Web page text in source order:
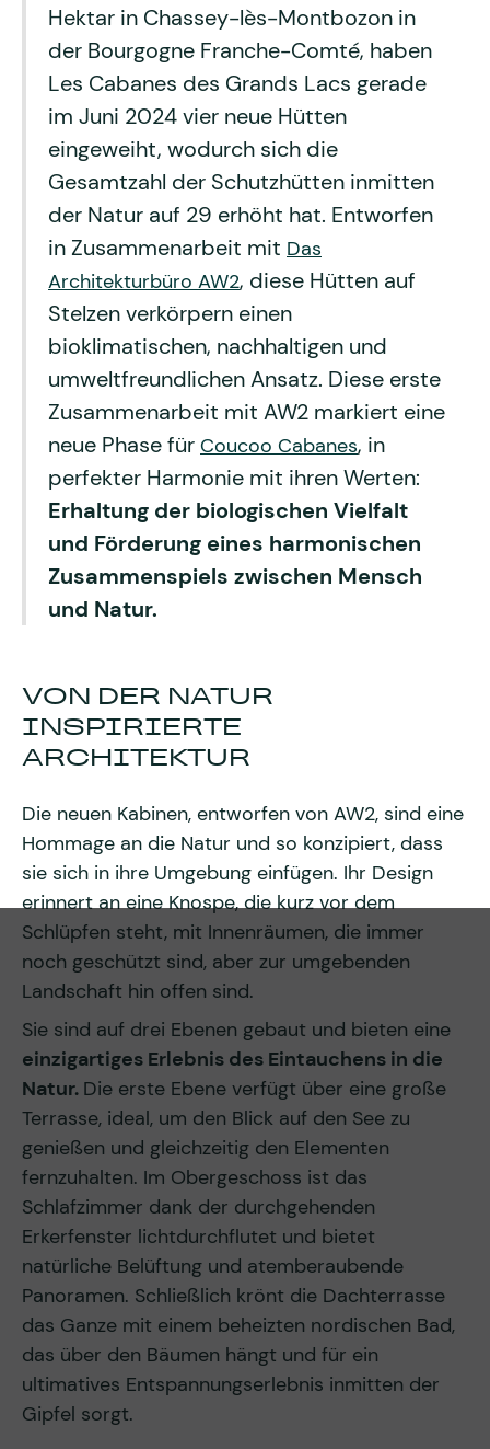
Hektar in Chassey-lès-Montbozon in
der Bourgogne Franche-Comté, haben
Les Cabanes des Grands Lacs gerade
im Juni 2024 vier neue Hütten
eingeweiht, wodurch sich die
Gesamtzahl der Schutzhütten inmitten
der Natur auf 29 erhöht hat. Entworfen
in Zusammenarbeit mit Das
Architekturbüro AW2, diese Hütten auf
Stelzen verkörpern einen
bioklimatischen, nachhaltigen und
umweltfreundlichen Ansatz. Diese erste
Zusammenarbeit mit AW2 markiert eine
neue Phase für Coucoo Cabanes, in
perfekter Harmonie mit ihren Werten:
Erhaltung der biologischen Vielfalt
und Förderung eines harmonischen
Zusammenspiels zwischen Mensch
und Natur.
VON DER NATUR
INSPIRIERTE
ARCHITEKTUR
Die neuen Kabinen, entworfen von AW2, sind eine
Hommage an die Natur und so konzipiert, dass
sie sich in ihre Umgebung einfügen. Ihr Design
erinnert an eine Knospe, die kurz vor dem
Schlüpfen steht, mit Innenräumen, die immer
noch geschützt sind, aber zur umgebenden
Landschaft hin offen sind.
Sie sind auf drei Ebenen gebaut und bieten eine
einzigartiges Erlebnis des Eintauchens in die
Natur. Die erste Ebene verfügt über eine große
Terrasse, ideal, um den Blick auf den See zu
genießen und gleichzeitig den Elementen
fernzuhalten. Im Obergeschoss ist das
Schlafzimmer dank der durchgehenden
Erkerfenster lichtdurchflutet und bietet
natürliche Belüftung und atemberaubende
Panoramen. Schließlich krönt die Dachterrasse
das Ganze mit einem beheizten nordischen Bad,
das über den Bäumen hängt und für ein
ultimatives Entspannungserlebnis inmitten der
Gipfel sorgt.